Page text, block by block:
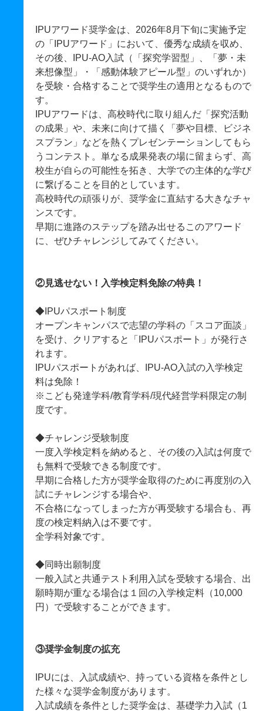
IPUアワード奨学金は、2026年8月下旬に実施予定
の「IPUアワード」において、優秀な成績を収め、
その後、IPU-AO入試（「探究学習型」、「夢・未
来想像型」・「感動体験アピール型」のいずれか）
を受験・合格することで奨学生の適用となるもので
す。
IPUアワードは、高校時代に取り組んだ「探究活動
の成果」や、未来に向けて描く「夢や目標、ビジネ
スプラン」などを熱くプレゼンテーションしてもら
うコンテスト。単なる成果発表の場に留まらず、高
校生が自らの可能性を拓き、大学での主体的な学び
に繋げることを目的としています。
高校時代の頑張りが、奨学金に直結する大きなチャ
ンスです。
早期に進路のステップを踏み出せるこのアワード
に、ぜひチャレンジしてみてください。
②見逃せない！入学検定料免除の特典！
◆IPUパスポート制度
オープンキャンパスで志望の学科の「スコア面談」
を受け、クリアすると「IPUパスポート」が発行さ
れます。
IPUパスポートがあれば、IPU-AO入試の入学検定
料は免除！
※こども発達学科/教育学科/現代経営学科限定の制
度です。
◆チャレンジ受験制度
一度入学検定料を納めると、その後の入試は何度で
も無料で受験できる制度です。
早期に合格した方が奨学金取得のために再度別の入
試にチャレンジする場合や、
不合格になってしまった方が再受験する場合も、再
度の検定料納入は不要です。
全学科対象です。
◆同時出願制度
一般入試と共通テスト利用入試を受験する場合、出
願時期が重なる場合は１回の入学検定料（10,000
円）で受験することができます。
③奨学金制度の拡充
IPUには、入試成績や、持っている資格を条件とし
た様々な奨学金制度があります。
入試成績を条件とした奨学金は、基礎学力入試（1